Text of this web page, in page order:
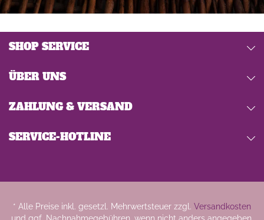
SERVICE-HOTLINE
SHOP SERVICE
ÜBER UNS
ZAHLUNG & VERSAND
* Alle Preise inkl. gesetzl. Mehrwertsteuer zzgl. Versandkosten